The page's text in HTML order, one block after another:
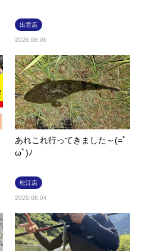
出雲店
2026.08.06
あれこれ行ってきました～(=ﾟ
ωﾟ)ﾉ
松江店
2026.08.04